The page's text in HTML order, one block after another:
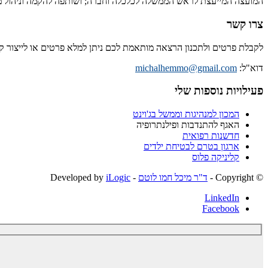
צרו קשר
לקבלת פרטים ולתכנון הרצאה מותאמת לכם ניתן למלא פרטים או
דוא"ל: michalhemmo@gmail.com
פעילויות נוספות שלי
המכון למנהיגות וממשל בג'וינט
האגף להתנדבות ופילנתרופיה
חדשנות רפואית
ארגון בטרם לבטיחת ילדים
קליניקה פלוס
© ‫Copyright -
ד"ר מיכל חמו לוטם - Developed by
iLogic
LinkedIn
Facebook